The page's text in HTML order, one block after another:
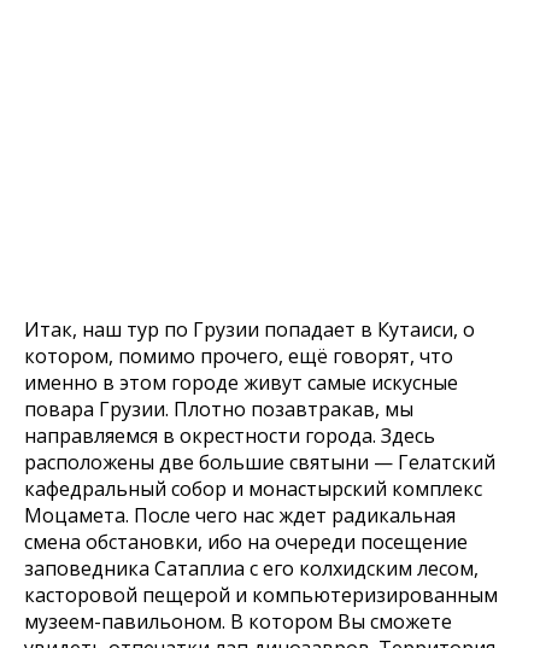
Итак, наш тур по Грузии попадает в Кутаиси, о
котором, помимо прочего, ещё говорят, что
именно в этом городе живут самые искусные
повара Грузии. Плотно позавтракав, мы
направляемся в окрестности города. Здесь
расположены две большие святыни — Гелатский
кафедральный собор и монастырский комплекс
Моцамета. После чего нас ждет радикальная
смена обстановки, ибо на очереди посещение
заповедника Сатаплиа с его колхидским лесом,
касторовой пещерой и компьютеризированным
музеем-павильоном. В котором Вы сможете